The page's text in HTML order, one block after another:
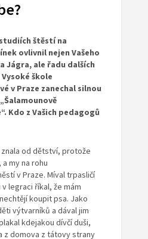
ch štěstí na
ovlivnil nejen Vašeho
Jágra, ale řadu dalších
Vysoké škole
é v Praze zanechal silnou
„Šalamounově
. Kdo z Vašich pedagogů
od dětství, protože
my na rohu
v Praze. Míval trpasličí
legraci říkal, že mám
koupit psa. Jako
výtvarníků a dával jim
kdejakou dívčí duši,
z domova z tátovy strany